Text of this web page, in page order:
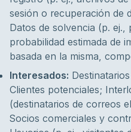
sesión o recuperación de
Datos de solvencia (p. ej.,
probabilidad estimada de
basada en la misma,
Interesados:
Clientes potenciales;
(destinatarios de correos
Socios comerciales y